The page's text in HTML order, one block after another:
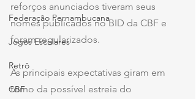
Federação Pernambucana
Jogos Escolares
Retrô
CBF
reforços anunciados tiveram seus
nomes publicados no BID da CBF e
foram regularizados.
As principais expectativas giram em
torno da possível estreia do